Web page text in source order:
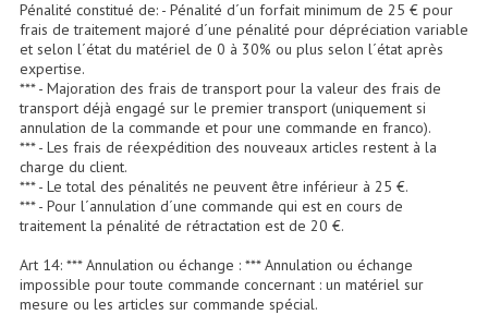
Lampes Halogenes Divers
Lampes PAR
Lampes Théatre
Les Packs Light
Lyres
Pénalité constitué de: - Pénalité d´un forfait minimum de 25 € pour
frais de traitement majoré d´une pénalité pour dépréciation variable
et selon l´état du matériel de 0 à 30% ou plus selon l´état après
expertise.
*** - Majoration des frais de transport pour la valeur des frais de
transport déjà engagé sur le premier transport (uniquement si
annulation de la commande et pour une commande en franco).
*** - Les frais de réexpédition des nouveaux articles restent à la
charge du client.
*** - Le total des pénalités ne peuvent être inférieur à 25 €.
*** - Pour l´annulation d´une commande qui est en cours de
traitement la pénalité de rétractation est de 20 €.
Art 14: *** Annulation ou échange : *** Annulation ou échange
impossible pour toute commande concernant : un matériel sur
mesure ou les articles sur commande spécial.